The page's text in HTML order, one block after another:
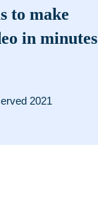
to make
in minutes
2021